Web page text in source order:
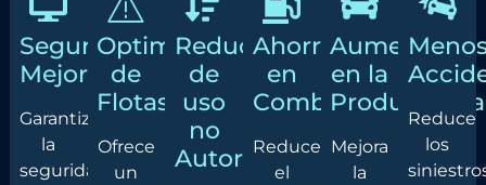
Seguridad
Mejorada
Garantiza
la
seguridad
Optimización
de
Flotas
Ofrece
un
Reducción
de
uso
no
Autorizado
Ahorro
en
Combustible
Reduce
el
Aumento
en la
Mejora
la
Reduce
los